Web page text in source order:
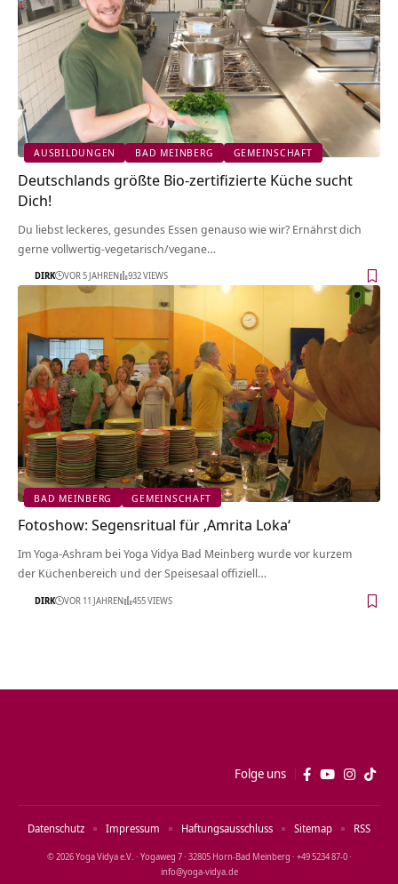
AUSBILDUNGEN BAD MEINBERG GEMEINSCHAFT
Deutschlands größte Bio-zertifizierte Küche sucht
Dich!
Du liebst leckeres, gesundes Essen genauso wie wir? Ernährst dich
gerne vollwertig-vegetarisch/vegane…
DIRK VOR 5 JAHREN 932 VIEWS
BAD MEINBERG GEMEINSCHAFT
Fotoshow: Segensritual für ‚Amrita Loka‘
Im Yoga-Ashram bei Yoga Vidya Bad Meinberg wurde vor kurzem
der Küchenbereich und der Speisesaal offiziell…
DIRK VOR 11 JAHREN 455 VIEWS
Folge uns
© 2026 Yoga Vidya e.V. · Yogaweg 7 · 32805 Horn‑Bad Meinberg · +49 5234 87‑0 ·
info@yoga‑vidya.de
Datenschutz Impressum Haftungsausschluss Sitemap RSS